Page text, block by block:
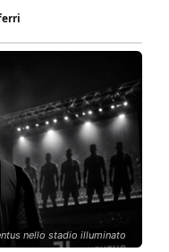
nello stadio illuminato